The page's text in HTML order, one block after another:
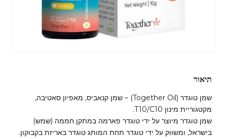
תיאור
שמן טוגדר (Together Oil) – שמן קנאביס, מאפיון סאטיבה,
מקטגוריית מינון T10/C10.
שמן טוגדר מיוצר על ידי טוגדר פארמה במתקן חממה (שמש)
בישראל, ומשווק על ידי טוגדר תחת המותג טוגדר באריזת בקבוקון.